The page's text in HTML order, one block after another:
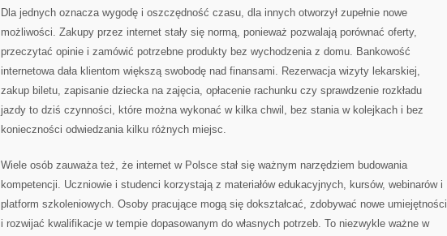
Dla jednych oznacza wygodę i oszczędność czasu, dla innych otworzył zupełnie nowe
możliwości. Zakupy przez internet stały się normą, ponieważ pozwalają porównać oferty,
przeczytać opinie i zamówić potrzebne produkty bez wychodzenia z domu. Bankowość
internetowa dała klientom większą swobodę nad finansami. Rezerwacja wizyty lekarskiej,
zakup biletu, zapisanie dziecka na zajęcia, opłacenie rachunku czy sprawdzenie rozkładu
jazdy to dziś czynności, które można wykonać w kilka chwil, bez stania w kolejkach i bez
konieczności odwiedzania kilku różnych miejsc.
Wiele osób zauważa też, że internet w Polsce stał się ważnym narzędziem budowania
kompetencji. Uczniowie i studenci korzystają z materiałów edukacyjnych, kursów, webinarów i
platform szkoleniowych. Osoby pracujące mogą się dokształcać, zdobywać nowe umiejętności
i rozwijać kwalifikacje w tempie dopasowanym do własnych potrzeb. To niezwykle ważne w